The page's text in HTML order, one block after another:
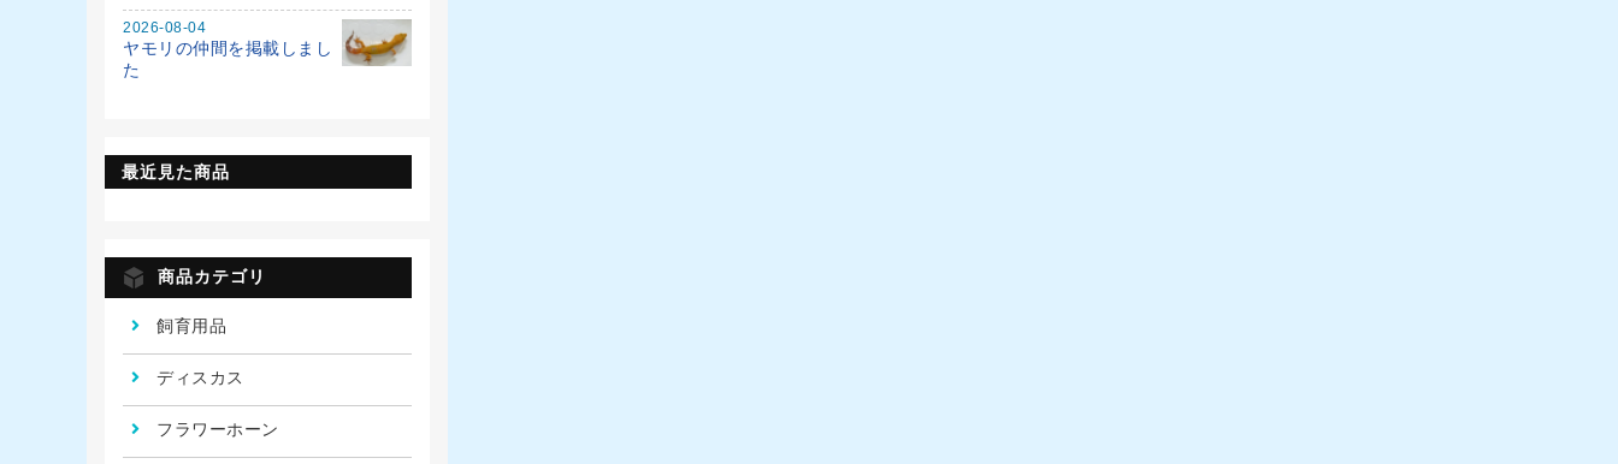
2026-08-04
ヤモリの仲間を掲載しまし
た
最近見た商品
商品カテゴリ
飼育用品
ディスカス
フラワーホーン